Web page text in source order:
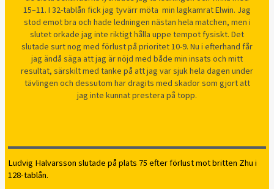
15–11. I 32-tablån fick jag tyvärr möta min lagkamrat Elwin. Jag
stod emot bra och hade ledningen nästan hela matchen, men i
slutet orkade jag inte riktigt hålla uppe tempot fysiskt. Det
slutade surt nog med förlust på prioritet 10-9. Nu i efterhand får
jag ändå säga att jag är nöjd med både min insats och mitt
resultat, särskilt med tanke på att jag var sjuk hela dagen under
tävlingen och dessutom har dragits med skador som gjort att
jag inte kunnat prestera på topp.
Ludvig Halvarsson slutade på plats 75 efter förlust mot britten Zhu i
128-tablån.